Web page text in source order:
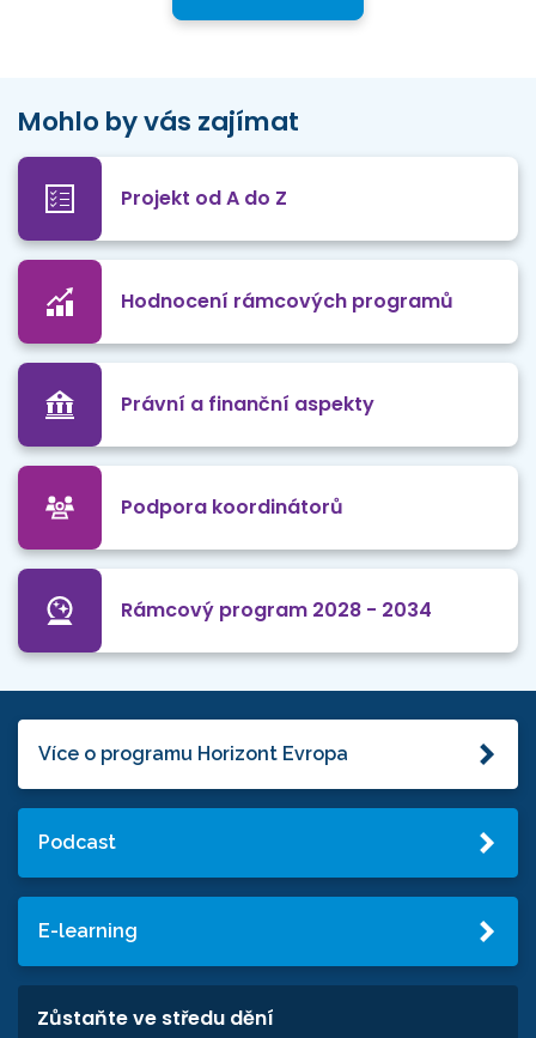
Mohlo by vás zajímat
Projekt od A do Z
Hodnocení rámcových programů
Právní a finanční aspekty
Podpora koordinátorů
Rámcový program 2028 - 2034
Více o programu Horizont Evropa
Podcast
E-learning
Zůstaňte ve středu dění